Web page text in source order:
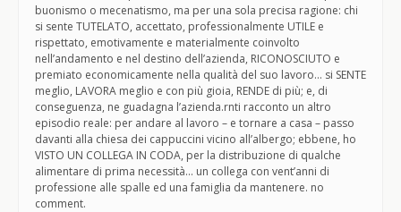
buonismo o mecenatismo, ma per una sola precisa ragione: chi
si sente TUTELATO, accettato, professionalmente UTILE e
rispettato, emotivamente e materialmente coinvolto
nell’andamento e nel destino dell’azienda, RICONOSCIUTO e
premiato economicamente nella qualità del suo lavoro… si SENTE
meglio, LAVORA meglio e con più gioia, RENDE di più; e, di
conseguenza, ne guadagna l’azienda.rnti racconto un altro
episodio reale: per andare al lavoro – e tornare a casa – passo
davanti alla chiesa dei cappuccini vicino all’albergo; ebbene, ho
VISTO UN COLLEGA IN CODA, per la distribuzione di qualche
alimentare di prima necessità… un collega con vent’anni di
professione alle spalle ed una famiglia da mantenere. no
comment.